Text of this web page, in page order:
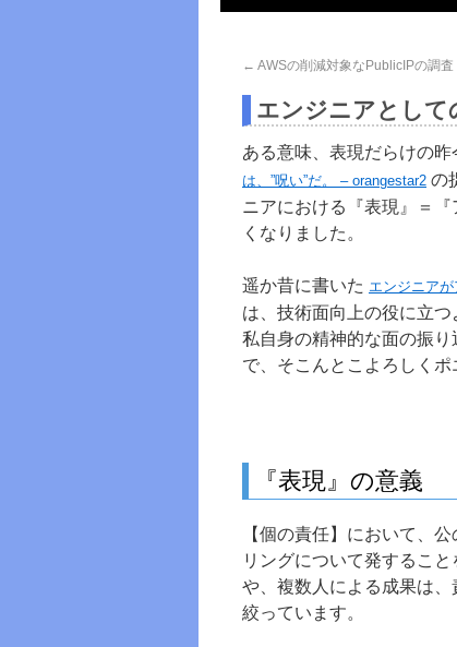
← AWSの削減対象なPublicIPの調査
エンジニアとして
ある意味、表現だらけの昨
は、”呪い”だ。 – orangestar2 の
ニアにおける『表現』＝
くなりました。
遥か昔に書いた エンジニア
は、技術面向上の役に立
私自身の精神的な面の振
で、そこんとこよろしくポ
『表現』の意義
【個の責任】において、
リングについて発するこ
や、複数人による成果は
絞っています。